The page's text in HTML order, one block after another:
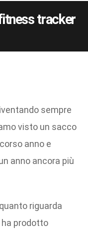
tracker
sempre
visto un sacco
anno e
anno ancora più
riguarda
ha prodotto